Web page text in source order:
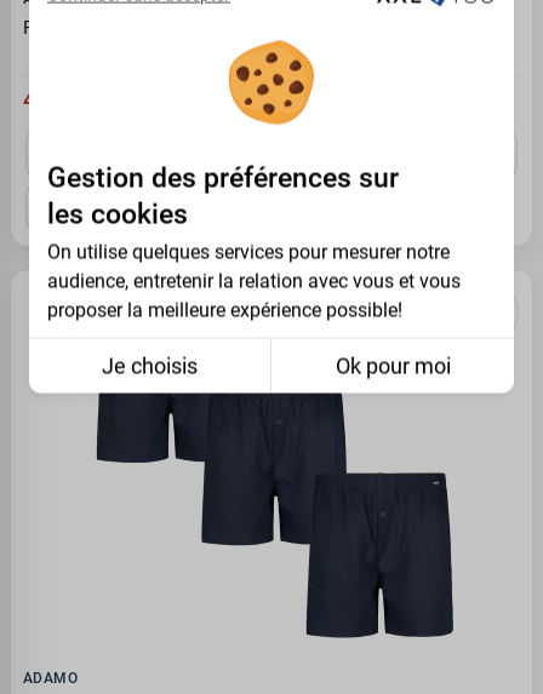
Pack de 3 caleçons longs de qualité gris anthracite
40.95 €
3XL
16 - 6XL 18 - 7XL
ADAMO
Gestion des préférences sur
les cookies
On utilise quelques services pour mesurer notre
audience, entretenir la relation avec vous et vous
proposer la meilleure expérience possible!
Je choisis Ok pour moi